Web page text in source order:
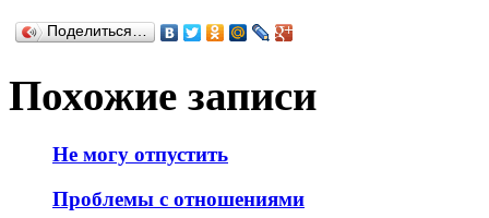
Поделиться…
Похожие записи
Не могу отпустить
Проблемы с отношениями